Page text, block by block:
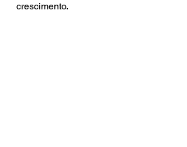
crescimento.